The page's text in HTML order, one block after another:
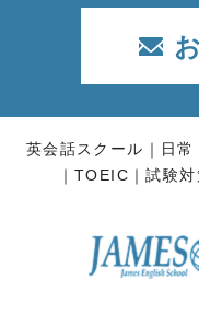
英会話スクール 日
TOEIC
試験対